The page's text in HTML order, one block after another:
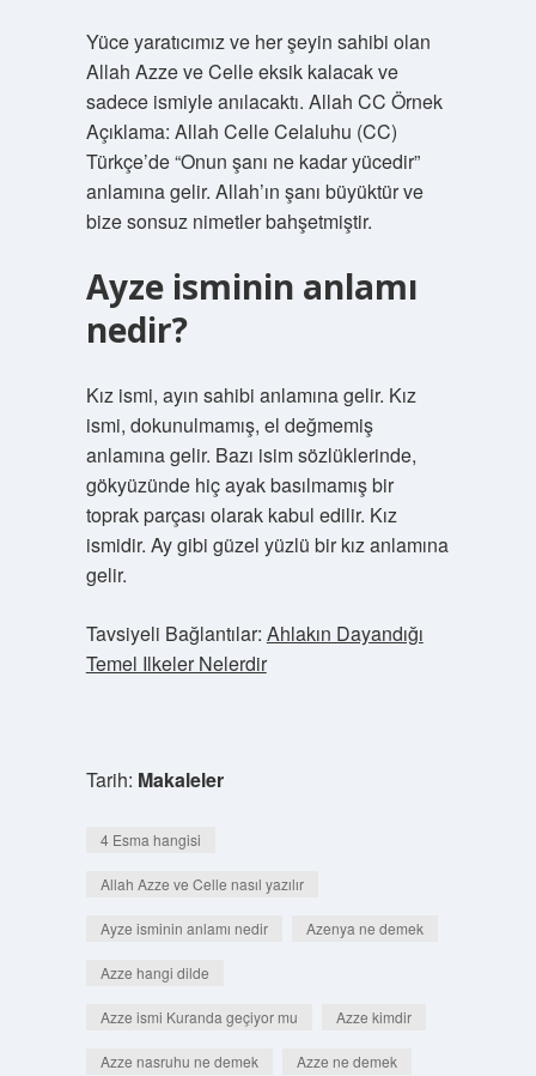
Yüce yaratıcımız ve her şeyin sahibi olan
Allah Azze ve Celle eksik kalacak ve
sadece ismiyle anılacaktı. Allah CC Örnek
Açıklama: Allah Celle Celaluhu (CC)
Türkçe’de “Onun şanı ne kadar yücedir”
anlamına gelir. Allah’ın şanı büyüktür ve
bize sonsuz nimetler bahşetmiştir.
Ayze isminin anlamı
nedir?
Kız ismi, ayın sahibi anlamına gelir. Kız
ismi, dokunulmamış, el değmemiş
anlamına gelir. Bazı isim sözlüklerinde,
gökyüzünde hiç ayak basılmamış bir
toprak parçası olarak kabul edilir. Kız
ismidir. Ay gibi güzel yüzlü bir kız anlamına
gelir.
Tavsiyeli Bağlantılar: Ahlakın Dayandığı
Temel Ilkeler Nelerdir
Tarih: Makaleler
4 Esma hangisi
Allah Azze ve Celle nasıl yazılır
Ayze isminin anlamı nedir Azenya ne demek
Azze hangi dilde
Azze ismi Kuranda geçiyor mu Azze kimdir
Azze nasruhu ne demek Azze ne demek